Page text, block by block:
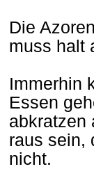
Die
muss halt
Immerhin
Essen
abkratzen
raus sein,
nicht.